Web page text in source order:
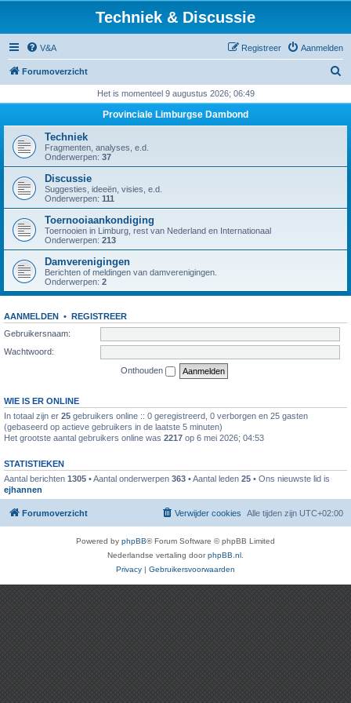
Techniek & Discussie
V&A Aanmelden
Registreer
Forumoverzicht
k
Het is momenteel 9 augustus 2026; 06:49
Provinciale Limburgse Dambond
Techniek
Fragmenten, analyses, e.d.
Onderwerpen: 37
Discussie
Suggesties, ideeën, visies, e.d.
Onderwerpen: 111
Toernooiaankondiging
Toernooien in Limburg, rest van Nederland en Internationaal
Onderwerpen: 213
Damverenigingen
Berichten of meldingen van damverenigingen.
Onderwerpen: 2
AANMELDEN • REGISTREER
Gebruikersnaam:
Wachtwoord:
Onthouden
WIE IS ER ONLINE
In totaal zijn er 25 gebruikers online :: 0 geregistreerd, 0 verborgen en 25 gasten
(gebaseerd op actieve gebruikers in de laatste 5 minuten)
Het grootste aantal gebruikers online was 2217 op 6 mei 2026; 04:53
STATISTIEKEN
Aantal berichten 1305 • Aantal onderwerpen 363 • Aantal leden 25 • Ons nieuwste lid is
ejhannen
Forumoverzicht Alle tijden zijn UTC+02:00
Verwijder cookies
Powered by phpBB® Forum Software © phpBB Limited
Nederlandse vertaling doorphpBB.nl
Privacy | Gebruikersvoorwaarden